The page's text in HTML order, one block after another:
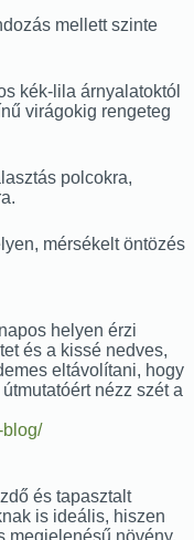
mellett szinte
kék-lila árnyalatoktól
virágokig rengeteg
polcokra,
mérsékelt öntözés
helyen érzi
és a kissé nedves,
eltávolítani, hogy
nézz szét a
blog/
és tapasztalt
is ideális, hiszen